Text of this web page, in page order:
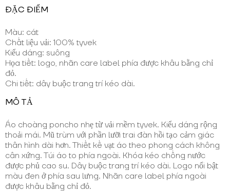
ĐẶC ĐIỂM
Màu: cát
Chất liệu vải: 100% tyvek
Kiểu dáng: suông
Họa tiết: logo, nhãn care label phía được khâu bằng chỉ
đỏ.
Chi tiết: dây buộc trang trí kéo dài.
MÔ TẢ
Áo choàng poncho nhẹ từ vải mềm tyvek. Kiểu dáng rộng
thoải mái. Mũ trùm với phần lưỡi trai đàn hồi tạo cảm giác
thân hình dài hơn. Thiết kế vạt áo theo phong cách không
cân xứng. Túi áo to phía ngoài. Khóa kéo chống nước
được phủ cao su. Dây buộc trang trí kéo dài. Logo nổi bật
màu đen ở phía sau lưng. Nhãn care label phía ngoài
được khâu bằng chỉ đỏ.